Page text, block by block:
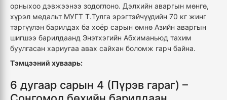
орныхоо дэвжээнээ зодоглоно. Дэлхийн аваргын мөнгө,
хүрэл медальт МУГТ Т.Тулга эрэгтэйчүүдийн 70 кг жинг
тэргүүлэн барилдах ба хоёр сарын өмнө Азийн аваргын
шигшээ барилдаанд Энэтхэгийн Абхиманьюд тахим
буулгасан хариугаа авах сайхан боломж гарч байна.
Тэмцээний хуваарь:
6 дугаар сарын 4 (Пүрэв гараг) –